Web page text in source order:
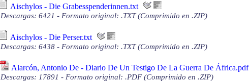
Aischylos - Die Grabesspenderinnen.txt
Descargas: 6421 - Formato original: .TXT (Comprimido en .ZIP)
Aischylos - Die Perser.txt
Descargas: 6438 - Formato original: .TXT (Comprimido en .ZIP)
Alarcón, Antonio De - Diario De Un Testigo De La Guerra De África.pdf
Descargas: 17891 - Formato original: .PDF (Comprimido en .ZIP)